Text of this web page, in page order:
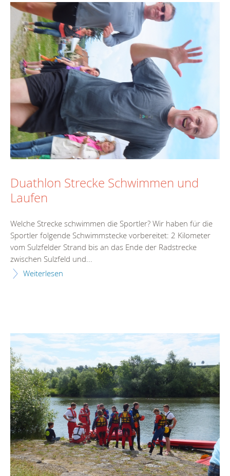
Duathlon Strecke Schwimmen und
Laufen
Welche Strecke schwimmen die Sportler? Wir haben für die
Sportler folgende Schwimmstecke vorbereitet: 2 Kilometer
vom Sulzfelder Strand bis an das Ende der Radstrecke
zwischen Sulzfeld und...
Weiterlesen